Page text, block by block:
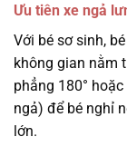
Ưu tiên xe ngả
Với bé sơ sinh,
không gian nằm
phẳng 180°
ngả) để bé nghỉ
lớn.